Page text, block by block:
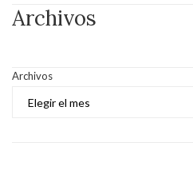
Archivos
Archivos